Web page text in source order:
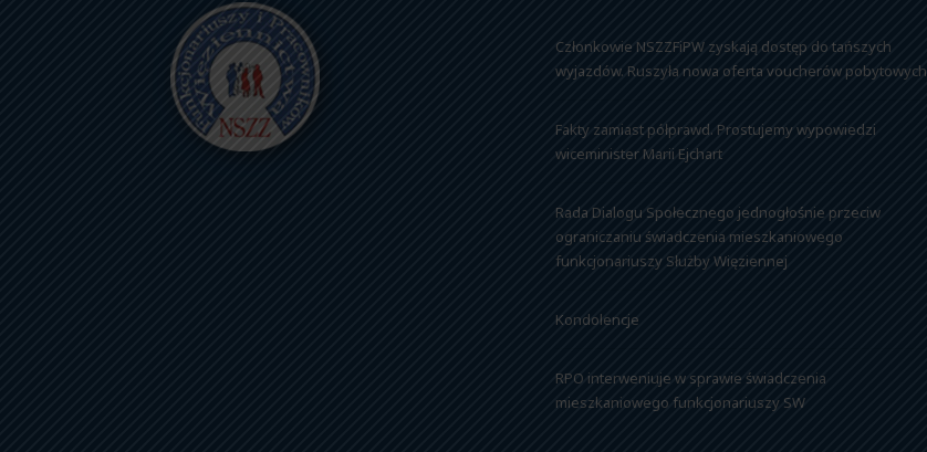
Członkowie NSZZFiPW zyskają dostęp do tańszych
wyjazdów. Ruszyła nowa oferta voucherów pobytowych
Fakty zamiast półprawd. Prostujemy wypowiedzi
wiceminister Marii Ejchart
Rada Dialogu Społecznego jednogłośnie przeciw
ograniczaniu świadczenia mieszkaniowego
funkcjonariuszy Służby Więziennej
Kondolencje
RPO interweniuje w sprawie świadczenia
mieszkaniowego funkcjonariuszy SW